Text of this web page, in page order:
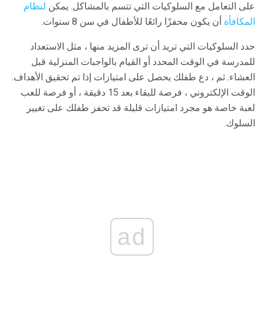
على التعامل مع السلوكيات التي تتسم بالمشاكل. يمكن لنظام
المكافأة أن يكون محفزًا رائعًا للأطفال في سن 8 سنوات.
حدد السلوكيات التي تريد أن ترى المزيد منها ، مثل الاستعداد
للمدرسة في الوقت المحدد أو القيام بالواجبات المنزلية قبل
العشاء. ثم ، دع طفلك يحصل على امتيازات إذا تم تحقيق الأهداف.
الوقت الإلكتروني ، فرصة للبقاء بعد 15 دقيقة ، أو فرصة للعب
لعبة خاصة هو مجرد امتيازات قليلة قد تحفز طفلك على تغيير
السلوك.
ad